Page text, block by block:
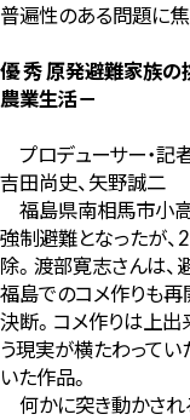
普遍性のある問題に焦
優 秀 原発避難家族の
農業生活－
プロデューサー・記
吉田尚史、矢野誠二
福島県南相馬市小
強制避難となったが
除。渡部寛志さんは
福島でのコメ作りも再
決断。コメ作りは上出
う現実が横たわって
いた作品。
何かに突き動かされ